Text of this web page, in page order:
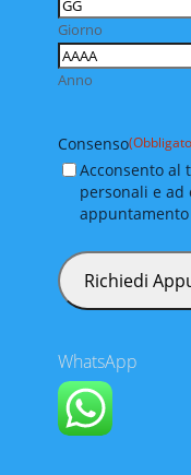
Giorno
Anno
Consenso
Acconsento al
personali e ad
appuntamento
WhatsApp